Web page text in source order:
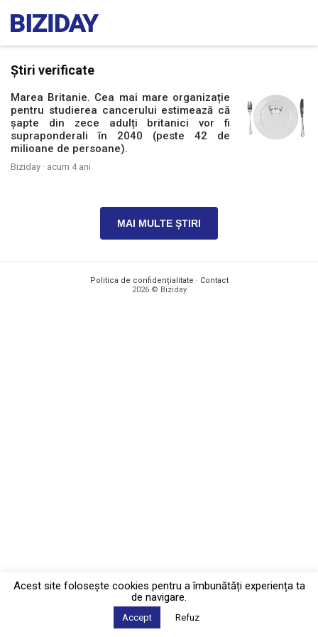
Știri verificate
Marea Britanie. Cea mai mare organizație
pentru studierea cancerului estimează că
șapte din zece adulți britanici vor fi
supraponderali în 2040 (peste 42 de
milioane de persoane).
Biziday · acum 4 ani
MAI MULTE ȘTIRI
Politica de confidențialitate · Contact
2026 © Biziday
Acest site foloseşte cookies pentru a îmbunătăți experiența ta
de navigare.
Accept Refuz